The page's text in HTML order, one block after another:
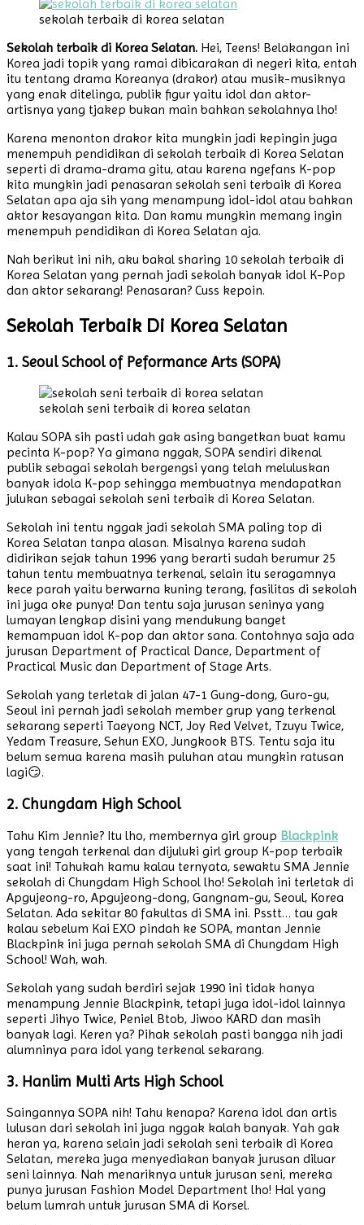
sekolah terbaik di korea selatan
Sekolah terbaik di Korea Selatan. Hei, Teens! Belakangan ini
Korea jadi topik yang ramai dibicarakan di negeri kita, entah
itu tentang drama Koreanya (drakor) atau musik-musiknya
yang enak ditelinga, publik figur yaitu idol dan aktor-
artisnya yang tjakep bukan main bahkan sekolahnya lho!
Karena menonton drakor kita mungkin jadi kepingin juga
menempuh pendidikan di sekolah terbaik di Korea Selatan
seperti di drama-drama gitu, atau karena ngefans K-pop
kita mungkin jadi penasaran sekolah seni terbaik di Korea
Selatan apa aja sih yang menampung idol-idol atau bahkan
aktor kesayangan kita. Dan kamu mungkin memang ingin
menempuh pendidikan di Korea Selatan aja.
Nah berikut ini nih, aku bakal sharing 10 sekolah terbaik di
Korea Selatan yang pernah jadi sekolah banyak idol K-Pop
dan aktor sekarang! Penasaran? Cuss kepoin.
Sekolah Terbaik Di Korea Selatan
1. Seoul School of Peformance Arts (SOPA)
sekolah seni terbaik di korea selatan
Kalau SOPA sih pasti udah gak asing bangetkan buat kamu
pecinta K-pop? Ya gimana nggak, SOPA sendiri dikenal
publik sebagai sekolah bergengsi yang telah meluluskan
banyak idola K-pop sehingga membuatnya mendapatkan
julukan sebagai sekolah seni terbaik di Korea Selatan.
Sekolah ini tentu nggak jadi sekolah SMA paling top di
Korea Selatan tanpa alasan. Misalnya karena sudah
didirikan sejak tahun 1996 yang berarti sudah berumur 25
tahun tentu membuatnya terkenal, selain itu seragamnya
kece parah yaitu berwarna kuning terang, fasilitas di sekolah
ini juga oke punya! Dan tentu saja jurusan seninya yang
lumayan lengkap disini yang mendukung banget
kemampuan idol K-pop dan aktor sana. Contohnya saja ada
jurusan Department of Practical Dance, Department of
Practical Music dan Department of Stage Arts.
Sekolah yang terletak di jalan 47-1 Gung-dong, Guro-gu,
Seoul ini pernah jadi sekolah member grup yang terkenal
sekarang seperti Taeyong NCT, Joy Red Velvet, Tzuyu Twice,
Yedam Treasure, Sehun EXO, Jungkook BTS. Tentu saja itu
belum semua karena masih puluhan atau mungkin ratusan
lagi😏.
2. Chungdam High School
Tahu Kim Jennie? Itu lho, membernya girl group Blackpink
yang tengah terkenal dan dijuluki girl group K-pop terbaik
saat ini! Tahukah kamu kalau ternyata, sewaktu SMA Jennie
sekolah di Chungdam High School lho! Sekolah ini terletak di
Apgujeong-ro, Apgujeong-dong, Gangnam-gu, Seoul, Korea
Selatan. Ada sekitar 80 fakultas di SMA ini. Psstt… tau gak
kalau sebelum Kai EXO pindah ke SOPA, mantan Jennie
Blackpink ini juga pernah sekolah SMA di Chungdam High
School! Wah, wah.
Sekolah yang sudah berdiri sejak 1990 ini tidak hanya
menampung Jennie Blackpink, tetapi juga idol-idol lainnya
seperti Jihyo Twice, Peniel Btob, Jiwoo KARD dan masih
banyak lagi. Keren ya? Pihak sekolah pasti bangga nih jadi
alumninya para idol yang terkenal sekarang.
3. Hanlim Multi Arts High School
Saingannya SOPA nih! Tahu kenapa? Karena idol dan artis
lulusan dari sekolah ini juga nggak kalah banyak. Yah gak
heran ya, karena selain jadi sekolah seni terbaik di Korea
Selatan, mereka juga menyediakan banyak jurusan diluar
seni lainnya. Nah menariknya untuk jurusan seni, mereka
punya jurusan Fashion Model Department lho! Hal yang
belum lumrah untuk jurusan SMA di Korsel.